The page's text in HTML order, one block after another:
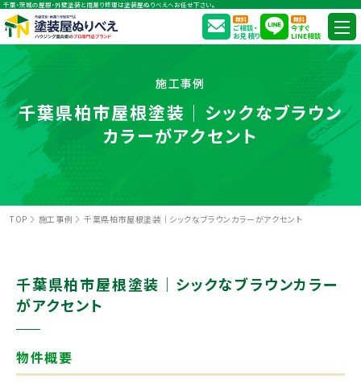
千葉・茨城の屋根・外壁塗装と雨漏り修理は塗装屋ぬりべえへお任せ下さい。
無料
ご相談・
お見積り
無料
今すぐ
LINE相談
施工事例
千葉県柏市屋根塗装｜シックなブラウン
カラーがアクセント
TOP 施工事例 千葉県柏市屋根塗装｜シックなブラウンカラーがアクセント
千葉県柏市屋根塗装｜シックなブラウンカラー
がアクセント
物件概要